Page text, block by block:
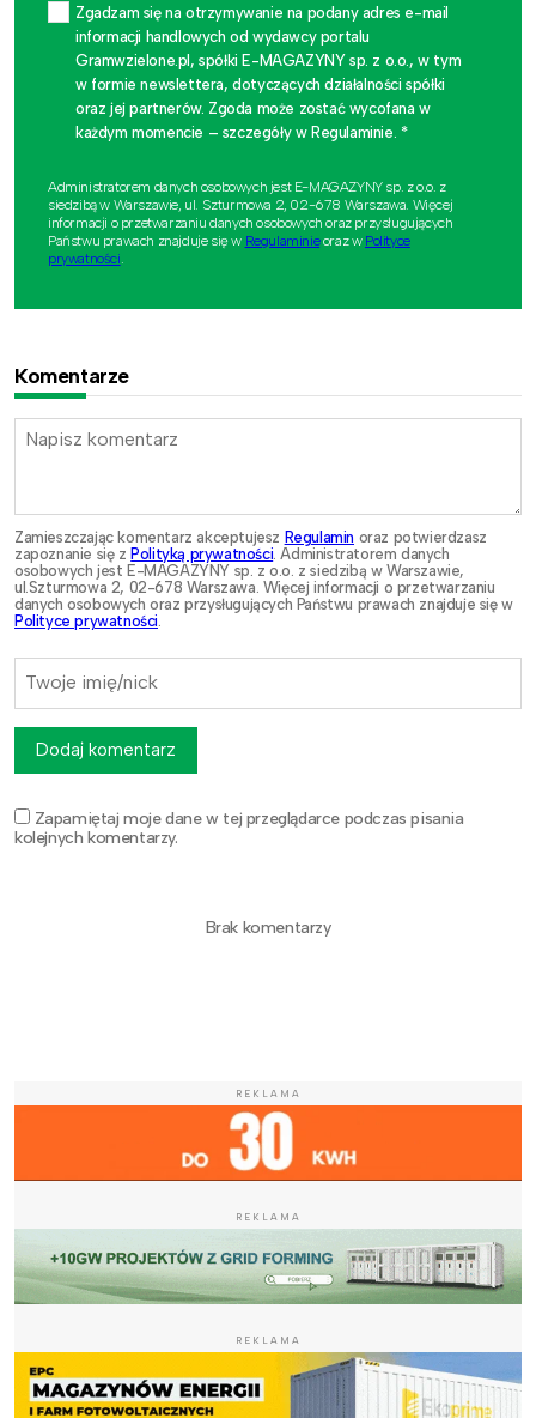
Zgadzam się na otrzymywanie na podany adres e-mail
informacji handlowych od wydawcy portalu
Gramwzielone.pl, spółki E-MAGAZYNY sp. z o.o., w tym
w formie newslettera, dotyczących działalności spółki
oraz jej partnerów. Zgoda może zostać wycofana w
każdym momencie – szczegóły w Regulaminie. *
Administratorem danych osobowych jest E-MAGAZYNY sp. z o.o. z
siedzibą w Warszawie, ul. Szturmowa 2, 02-678 Warszawa. Więcej
informacji o przetwarzaniu danych osobowych oraz przysługujących
Państwu prawach znajduje się w Regulaminieoraz w Polityce
prywatności.
Komentarze
Zamieszczając komentarz akceptujesz Regulamin oraz potwierdzasz
zapoznanie się zPolityką prywatności . Administratorem danych
osobowych jest E-MAGAZYNY sp. z o.o. z siedzibą w Warszawie,
ul.Szturmowa 2, 02-678 Warszawa. Więcej informacji o przetwarzaniu
danych osobowych oraz przysługujących Państwu prawach znajduje się w
Polityce prywatności
Zapamiętaj moje dane w tej przeglądarce podczas pisania
kolejnych komentarzy.
Dodaj komentarz
Brak komentarzy
REKLAMA
REKLAMA
REKLAMA